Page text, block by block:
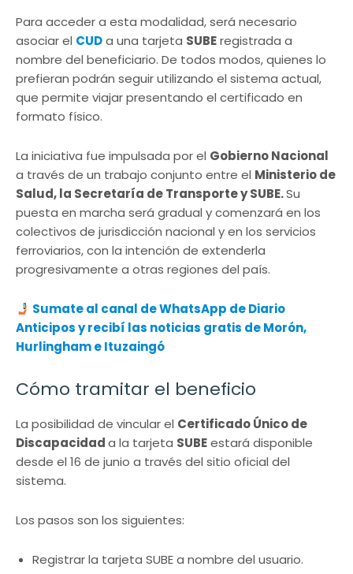
Para acceder a esta modalidad, será necesario
asociar el CUDa una tarjeta SUBEregistrada a
nombre del beneficiario. De todos modos, quienes lo
prefieran podrán seguir utilizando el sistema actual,
que permite viajar presentando el certificado en
formato físico.
La iniciativa fue impulsada por el Gobierno Nacional
a través de un trabajo conjunto entre el Ministerio de
Salud, la Secretaría de Transporte y SUBE.Su
puesta en marcha será gradual y comenzará en los
colectivos de jurisdicción nacional y en los servicios
ferroviarios, con la intención de extenderla
progresivamente a otras regiones del país.
Sumate al canal de WhatsApp de Diario
Anticipos y recibí las noticias gratis de Morón,
Hurlingham e Ituzaingó
Cómo tramitar el beneficio
La posibilidad de vincular el Certificado Único de
Discapacidada la tarjeta SUBEestará disponible
desde el 16 de junio a través del sitio oficial del
sistema.
Los pasos son los siguientes:
Registrar la tarjeta SUBE a nombre del usuario.